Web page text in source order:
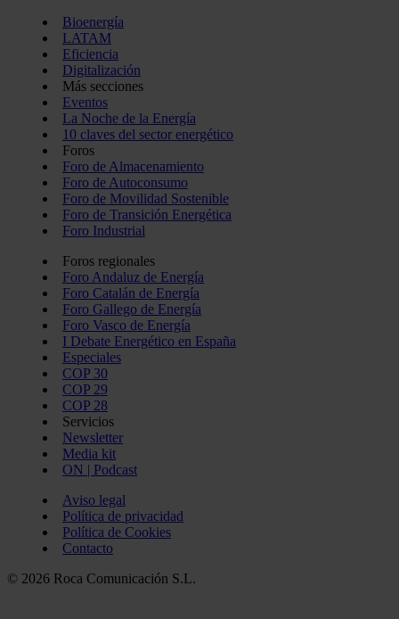
Bioenergía
LATAM
Eficiencia
Digitalización
Más secciones
Eventos
La Noche de la Energía
10 claves del sector energético
Foros
Foro de Almacenamiento
Foro de Autoconsumo
Foro de Movilidad Sostenible
Foro de Transición Energética
Foro Industrial
Foros regionales
Foro Andaluz de Energía
Foro Catalán de Energía
Foro Gallego de Energía
Foro Vasco de Energía
I Debate Energético en España
Especiales
COP 30
COP 29
COP 28
Servicios
Newsletter
Media kit
ON | Podcast
Aviso legal
Política de privacidad
Política de Cookies
Contacto
© 2026 Roca Comunicación S.L.